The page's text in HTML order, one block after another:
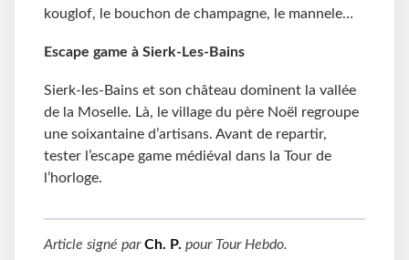
kouglof, le bouchon de champagne, le mannele…
Escape game à Sierk-Les-Bains
Sierk-les-Bains et son château dominent la vallée
de la Moselle. Là, le village du père Noël regroupe
une soixantaine d’artisans. Avant de repartir,
tester l’escape game médiéval dans la Tour de
l’horloge.
Article signé parCh. P. pour Tour Hebdo.